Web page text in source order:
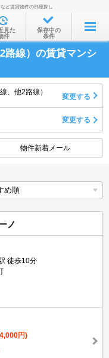
ら
から
社から
ど賃貸物件の部屋探し
見た
件
保存中の
条件
路線）の賃貸マンシ
、他2路線）
変更する
変更する
物件新着メール
ノ
徒歩10分
円)